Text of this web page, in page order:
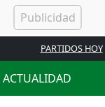
PARTIDOS HOY
ACTUALIDAD